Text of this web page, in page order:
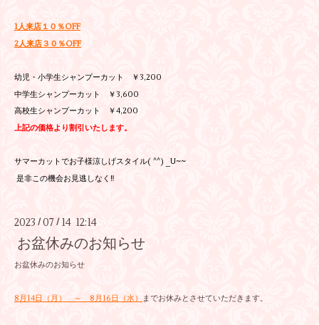
1人来店１０％OFF
2人来店３０％OFF
幼児・小学生シャンプーカット ￥3,200
中学生シャンプーカット ￥3,600
高校生シャンプーカット ￥4,200
上記の価格より割引いたします。
サマーカットでお子様涼しげスタイル( ^^) _U~~
是非この機会お見逃しなく‼
2023 / 07 / 14 12:14
お盆休みのお知らせ
お盆休みのお知らせ
8月14日（月） ～ 8月16日（水） までお休みとさせていただきます。